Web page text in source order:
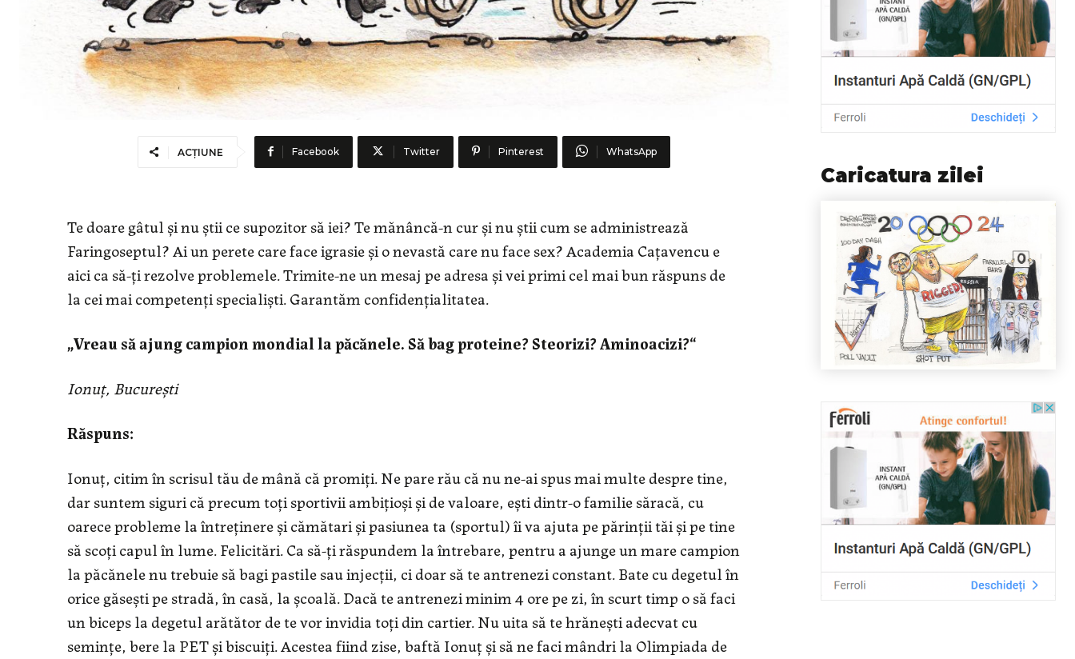
ACȚIUNE Facebook Twitter Pinterest WhatsApp
Te doare gâtul și nu știi ce supozitor să iei? Te mănâncă-n cur și nu știi cum se administrează
Faringoseptul? Ai un perete care face igrasie și o nevastă care nu face sex? Academia Cațavencu e
aici ca să-ți rezolve problemele. Trimite-ne un mesaj pe adresa și vei primi cel mai bun răspuns de
la cei mai competenți specialiști. Garantăm confidențialitatea.
„Vreau să ajung campion mondial la păcănele. Să bag proteine? Steorizi? Aminoacizi?“
Ionuț, București
Răspuns:
Ionuț, citim în scrisul tău de mână că promiți. Ne pare rău că nu ne-ai spus mai multe despre tine,
dar suntem siguri că precum toți sportivii ambițioși și de valoare, ești dintr-o familie săracă, cu
oarece probleme la întreținere și cămătari și pasiunea ta (sportul) îi va ajuta pe părinții tăi și pe tine
să scoți capul în lume. Felicitări. Ca să-ți răspundem la întrebare, pentru a ajunge un mare campion
la păcănele nu trebuie să bagi pastile sau injecții, ci doar să te antrenezi constant. Bate cu degetul în
orice găsești pe stradă, în casă, la școală. Dacă te antrenezi minim 4 ore pe zi, în scurt timp o să faci
un biceps la degetul arătător de te vor invidia toți din cartier. Nu uita să te hrănești adecvat cu
semințe, bere la PET și biscuiți. Acestea fiind zise, baftă Ionuț și să ne faci mândri la Olimpiada de
Caricatura zilei